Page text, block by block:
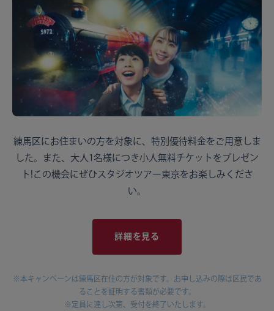
練馬区にお住まいの方を対象に、特別優待料金をご用意しま
した。また、大人1名様につき小人無料チケットをプレゼン
ト!この機会にぜひスタジオツアー東京をお楽しみくださ
い。
詳細を見る
※本キャンペーンは練馬区在住の方が対象です。お申し込みの際は区民であ
ることを証明する書類が必要です。
※定員に達し次第、受付を終了いたします。